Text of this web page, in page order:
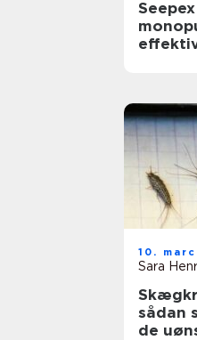
Seepex
10.
Sara
sådan
de